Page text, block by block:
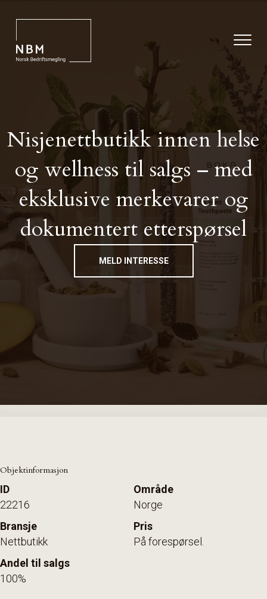
Nisjenettbutikk innen helse
og wellness til salgs – med
eksklusive merkevarer og
dokumentert etterspørsel
MELD INTERESSE
Objektinformasjon
ID
22216
Område
Norge
Bransje
Nettbutikk
Pris
På forespørsel.
Andel til salgs
100%